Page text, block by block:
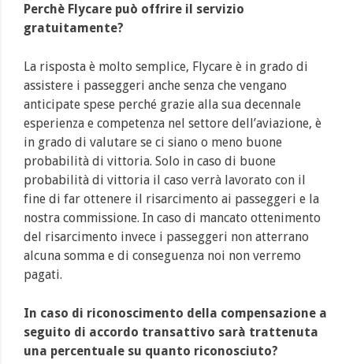
Perchè Flycare può offrire il servizio
gratuitamente?
La risposta è molto semplice, Flycare è in grado di
assistere i passeggeri anche senza che vengano
anticipate spese perché grazie alla sua decennale
esperienza e competenza nel settore dell’aviazione, è
in grado di valutare se ci siano o meno buone
probabilità di vittoria. Solo in caso di buone
probabilità di vittoria il caso verrà lavorato con il
fine di far ottenere il risarcimento ai passeggeri e la
nostra commissione. In caso di mancato ottenimento
del risarcimento invece i passeggeri non atterrano
alcuna somma e di conseguenza noi non verremo
pagati.
In caso di riconoscimento della compensazione a
seguito di accordo transattivo sarà trattenuta
una percentuale su quanto riconosciuto?